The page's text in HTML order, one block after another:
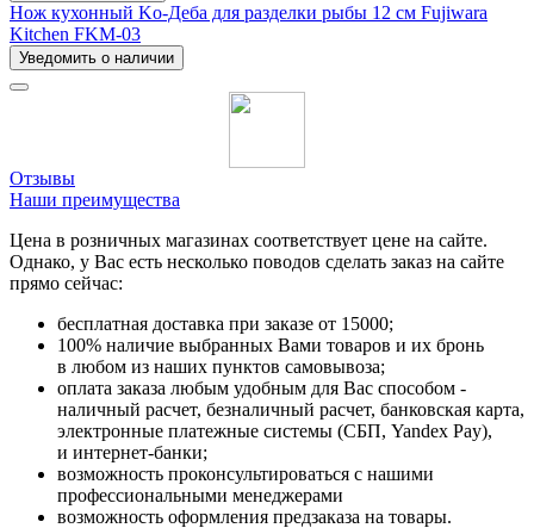
Нож кухонный Ko-Деба для разделки рыбы 12 cм Fujiwara
Kitchen FKM-03
Уведомить о наличии
Отзывы
Наши преимущества
Цена в розничных магазинах соответствует цене на сайте.
Однако, у Вас есть несколько поводов сделать заказ на сайте
прямо сейчас:
бесплатная доставка при заказе от 15000;
100% наличие выбранных Вами товаров и их бронь
в любом из наших пунктов самовывоза;
оплата заказа любым удобным для Вас способом -
наличный расчет, безналичный расчет, банковская карта,
электронные платежные системы (СБП, Yandex Pay),
и интернет-банки;
возможность проконсультироваться с нашими
профессиональными менеджерами
возможность оформления предзаказа на товары.